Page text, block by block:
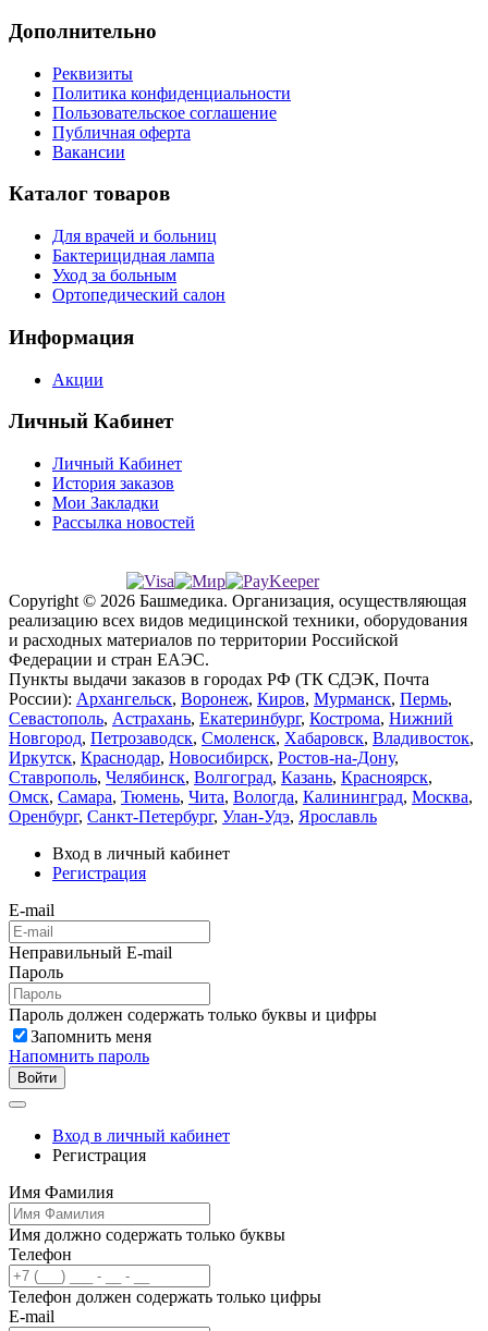
Дополнительно
Реквизиты
Политика конфиденциальности
Пользовательское соглашение
Публичная оферта
Вакансии
Каталог товаров
Для врачей и больниц
Бактерицидная лампа
Уход за больным
Ортопедический салон
Информация
Акции
Личный Кабинет
Личный Кабинет
История заказов
Мои Закладки
Рассылка новостей
Copyright © 2026 Башмедика. Организация, осуществляющая
реализацию всех видов медицинской техники, оборудования
и расходных материалов по территории Российской
Федерации и стран ЕАЭС.
Пункты выдачи заказов в городах РФ (ТК СДЭК, Почта
России): Архангельск, Воронеж, Киров, Мурманск, Пермь,
Севастополь, Астрахань, Екатеринбург, Кострома, Нижний
Новгород, Петрозаводск, Смоленск, Хабаровск, Владивосток,
Иркутск, Краснодар, Новосибирск, Ростов-на-Дону,
Ставрополь, Челябинск, Волгоград, Казань, Красноярск,
Омск, Самара, Тюмень, Чита, Вологда, Калининград, Москва,
Оренбург, Санкт-Петербург, Улан-Удэ, Ярославль
Вход в личный кабинет
Регистрация
E-mail
Неправильный E-mail
Пароль
Пароль должен содержать только буквы и цифры
Запомнить меня
Напомнить пароль
Войти
Вход в личный кабинет
Регистрация
Имя Фамилия
Имя должно содержать только буквы
Телефон
Телефон должен содержать только цифры
E-mail